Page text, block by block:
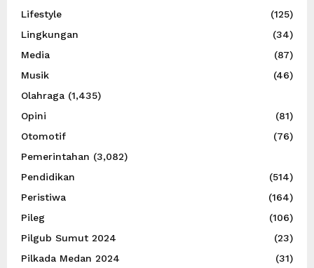
Lifestyle
(125)
Lingkungan
(34)
Media
(87)
Musik
(46)
Olahraga (1,435)
Opini
(81)
Otomotif
(76)
Pemerintahan (3,082)
Pendidikan
(514)
Peristiwa
(164)
Pileg
(106)
Pilgub Sumut 2024
(23)
Pilkada Medan 2024
(31)